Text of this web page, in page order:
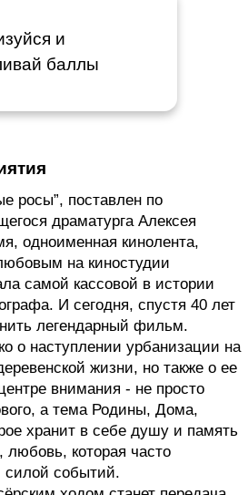
и
баллы
росы”, поставлен по
драматурга Алексея
одноименная кинолента,
на киностудии
самой кассовой в истории
И сегодня, спустя 40 лет
легендарный фильм.
о наступлении урбанизации на
жизни, но также о ее
внимания - не просто
а тема Родины, Дома,
хранит в себе душу и память
любовь, которая часто
силой событий.